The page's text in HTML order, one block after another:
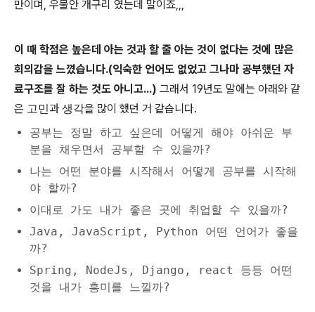
만이며, 우물안 개구리 였는데 말이죠,,,
이 때 학점은 높은데 아는 것과 할 줄 아는 것이 없다는 것에 많은
회의감을 느꼈습니다.(익숙한 언어도 없었고 그나마 공부했던 자
료구조를 잘 하는 것도 아니고...) 그래서 19년도 말에는 아래와 같
은 고민과 생각을 많이 했던 거 같습니다.
공부는 정말 하고 싶은데 어떻게 해야 아쉬운 부
분을 채우면서 공부할 수 있을까?
나는 어떤 분야를 시작해서 어떻게 공부를 시작해
야 할까?
이대로 가도 내가 좋은 곳에 취업할 수 있을까?
Java, JavaScript, Python 어떤 언어가 좋을
까?
Spring, NodeJs, Django, react 등등 어떤
것을 내가 흥미를 느낄까?